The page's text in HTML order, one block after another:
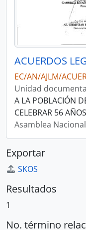
ACUERDOS
EC/AN/AJLM/
Unidad
A LA POBLACIÓN
CELEBRAR 56
Asamblea
Exportar
SKOS
Resultados
1
No. término